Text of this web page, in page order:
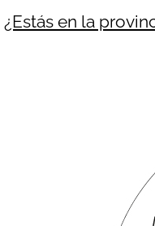
¿Estás en la